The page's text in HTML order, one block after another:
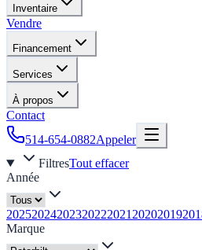
Inventaire
Vendre
Financement
Services
À propos
Contact
514-654-0882Appeler
FiltresTout effacer
Année
20252024202320222021 20202019
Marque